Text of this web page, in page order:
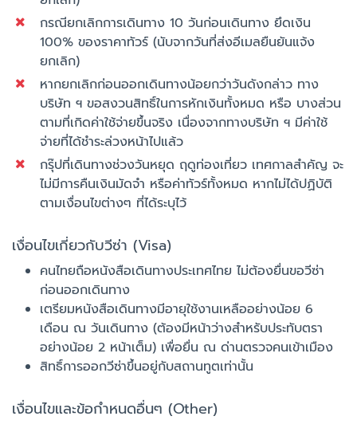
กรณียกเลิกการเดินทาง 10 วันก่อนเดินทาง ยึดเงิน
100% ของราคาทัวร์ (นับจากวันที่ส่งอีเมลยืนยันแจ้ง
ยกเลิก)
หากยกเลิกก่อนออกเดินทางน้อยกว่าวันดังกล่าว ทาง
บริษัท ฯ ขอสงวนสิทธิ์ในการหักเงินทั้งหมด หรือ บางส่วน
ตามที่เกิดค่าใช้จ่ายขึ้นจริง เนื่องจากทางบริษัท ฯ มีค่าใช้
จ่ายที่ได้ชำระล่วงหน้าไปแล้ว
กรุ๊ปที่เดินทางช่วงวันหยุด ฤดูท่องเที่ยว เทศกาลสำคัญ จะ
ไม่มีการคืนเงินมัดจำ หรือค่าทัวร์ทั้งหมด หากไม่ได้ปฏิบัติ
ตามเงื่อนไขต่างๆ ที่ได้ระบุไว้
เงื่อนไขเกี่ยวกับวีซ่า (Visa)
คนไทยถือหนังสือเดินทางประเทศไทย ไม่ต้องยื่นขอวีซ่า
ก่อนออกเดินทาง
เตรียมหนังสือเดินทางมีอายุใช้งานเหลืออย่างน้อย 6
เดือน ณ วันเดินทาง (ต้องมีหน้าว่างสำหรับประทับตรา
อย่างน้อย 2 หน้าเต็ม) เพื่อยื่น ณ ด่านตรวจคนเข้าเมือง
สิทธิ์การออกวีซ่าขึ้นอยู่กับสถานทูตเท่านั้น
เงื่อนไขและข้อกำหนดอื่นๆ (Other)